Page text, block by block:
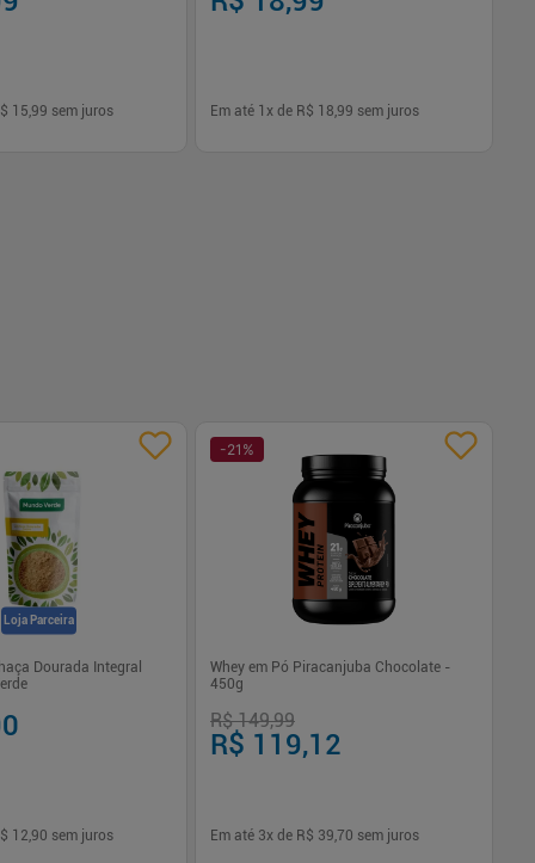
15,99 sem juros Em até 1 x de R$ 18,99 sem juros
Loja Parceira
Dourada Integral
12,90 sem juros
-21 %
Whey em Pó Piracanjuba Chocolate -
450g
R$ 149,99
R$ 119,12
Em até 3x de R$ 39,70 sem juros